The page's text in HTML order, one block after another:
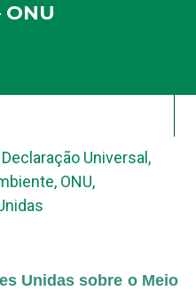
ONU
Declaração Universal ,
, ONU,
Unidas sobre o Meio